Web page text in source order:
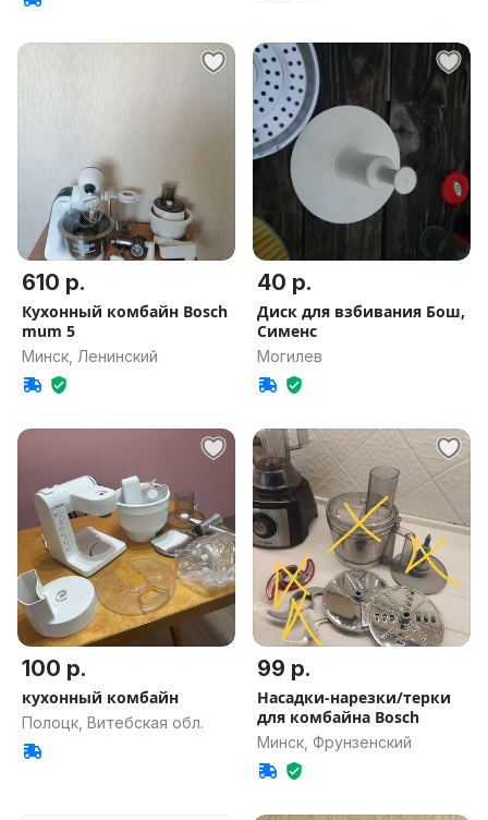
610 р.
Кухонный комбайн Bosch
mum 5
Минск, Ленинский
40 р.
Диск для взбивания Бош,
Сименс
Могилев
100 р.
кухонный комбайн
Полоцк, Витебская обл.
99 р.
Насадки-нарезки/терки
для комбайна Bosch
Минск, Фрунзенский